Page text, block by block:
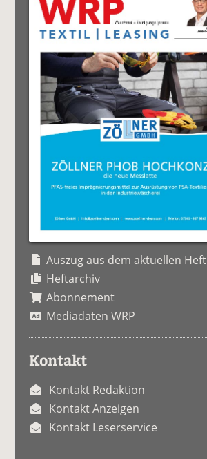
Auszug aus dem aktuellen Heft
Heftarchiv
Abonnement
Mediadaten WRP
Kontakt
Kontakt Redaktion
Kontakt Anzeigen
Kontakt Leserservice